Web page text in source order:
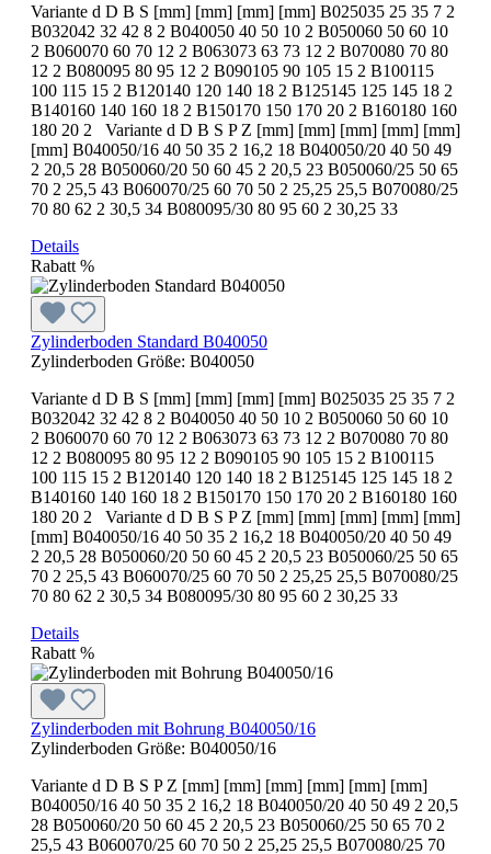
Variante d D B S [mm] [mm] [mm] [mm] B025035 25 35 7 2
B032042 32 42 8 2 B040050 40 50 10 2 B050060 50 60 10
2 B060070 60 70 12 2 B063073 63 73 12 2 B070080 70 80
12 2 B080095 80 95 12 2 B090105 90 105 15 2 B100115
100 115 15 2 B120140 120 140 18 2 B125145 125 145 18 2
B140160 140 160 18 2 B150170 150 170 20 2 B160180 160
180 20 2 Variante d D B S P Z [mm] [mm] [mm] [mm] [mm]
[mm] B040050/16 40 50 35 2 16,2 18 B040050/20 40 50 49
2 20,5 28 B050060/20 50 60 45 2 20,5 23 B050060/25 50 65
70 2 25,5 43 B060070/25 60 70 50 2 25,25 25,5 B070080/25
70 80 62 2 30,5 34 B080095/30 80 95 60 2 30,25 33
Details
Rabatt %
Zylinderboden Standard B040050
Zylinderboden Größe: B040050
Variante d D B S [mm] [mm] [mm] [mm] B025035 25 35 7 2
B032042 32 42 8 2 B040050 40 50 10 2 B050060 50 60 10
2 B060070 60 70 12 2 B063073 63 73 12 2 B070080 70 80
12 2 B080095 80 95 12 2 B090105 90 105 15 2 B100115
100 115 15 2 B120140 120 140 18 2 B125145 125 145 18 2
B140160 140 160 18 2 B150170 150 170 20 2 B160180 160
180 20 2 Variante d D B S P Z [mm] [mm] [mm] [mm] [mm]
[mm] B040050/16 40 50 35 2 16,2 18 B040050/20 40 50 49
2 20,5 28 B050060/20 50 60 45 2 20,5 23 B050060/25 50 65
70 2 25,5 43 B060070/25 60 70 50 2 25,25 25,5 B070080/25
70 80 62 2 30,5 34 B080095/30 80 95 60 2 30,25 33
Details
Rabatt %
Zylinderboden mit Bohrung B040050/16
Zylinderboden Größe: B040050/16
Variante d D B S P Z [mm] [mm] [mm] [mm] [mm] [mm]
B040050/16 40 50 35 2 16,2 18 B040050/20 40 50 49 2 20,5
28 B050060/20 50 60 45 2 20,5 23 B050060/25 50 65 70 2
25,5 43 B060070/25 60 70 50 2 25,25 25,5 B070080/25 70